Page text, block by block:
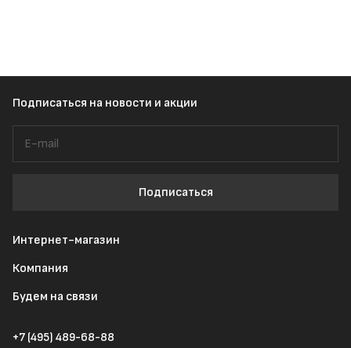
Подписаться на новости и акции
Подписаться
Интернет-магазин
Компания
Будем на связи
+7 (495) 489-68-88